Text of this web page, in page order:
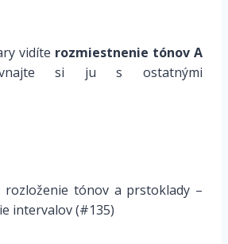
vidíte rozmiestnenie tónov A
si ju s ostatnými
rozloženie tónov a prstoklady –
intervalov (#135)